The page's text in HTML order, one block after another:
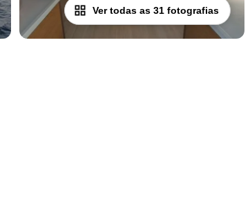
Ver todas as 31 fotografias